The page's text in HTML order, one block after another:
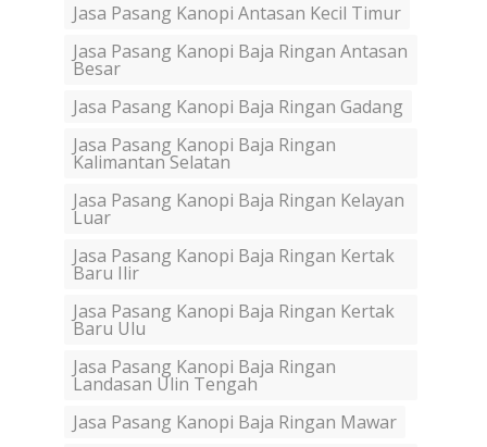
Jasa Pasang Kanopi Antasan Kecil Timur
Jasa Pasang Kanopi Baja Ringan Antasan
Besar
Jasa Pasang Kanopi Baja Ringan Gadang
Jasa Pasang Kanopi Baja Ringan
Kalimantan Selatan
Jasa Pasang Kanopi Baja Ringan Kelayan
Luar
Jasa Pasang Kanopi Baja Ringan Kertak
Baru Ilir
Jasa Pasang Kanopi Baja Ringan Kertak
Baru Ulu
Jasa Pasang Kanopi Baja Ringan
Landasan Ulin Tengah
Jasa Pasang Kanopi Baja Ringan Mawar